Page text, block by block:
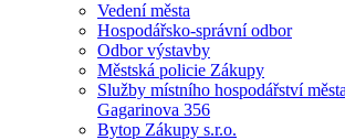
Vedení města
Hospodářsko-správní odbor
Odbor výstavby
Městská policie Zákupy
Služby místního hospodářství
Gagarinova 356
Bytop Zákupy s.r.o.